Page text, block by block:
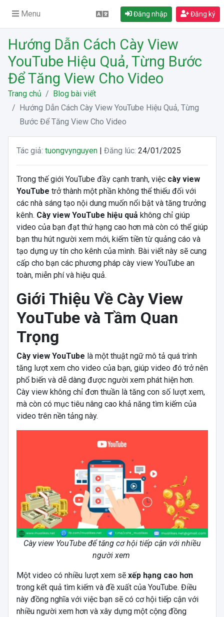
Menu Đăng nhập Đăng ký
Hướng Dẫn Cách Cày View
YouTube Hiệu Quả, Từng Bước
Để Tăng View Cho Video
Trang chủ
Blog bài viết
Hướng Dẫn Cách Cày View YouTube Hiệu Quả, Từng
Bước Để Tăng View Cho Video
Tác giả: tuongvynguyen| Đăng lúc: 24/01/2025
Trong thế giới YouTube đầy cạnh tranh, việc cày view
YouTube trở thành một phần không thể thiếu đối với
các nhà sáng tạo nội dung muốn nổi bật và tăng trưởng
kênh. Cày view YouTube hiệu quả không chỉ giúp
video của bạn đạt thứ hạng cao hơn mà còn có thể giúp
bạn thu hút người xem mới, kiếm tiền từ quảng cáo và
tạo dựng uy tín cho kênh của mình. Bài viết này sẽ cung
cấp cho bạn các phương pháp cày view YouTube an
toàn, miễn phí và hiệu quả.
Giới Thiệu Về Cày View
YouTube và Tầm Quan
Trọng
Cày view YouTube là một thuật ngữ mô tả quá trình
tăng lượt xem cho video của bạn, giúp video đó trở nên
phổ biến và dễ dàng được người xem phát hiện hơn.
Cày view không chỉ đơn thuần là tăng con số lượt xem,
mà còn có mục tiêu nâng cao khả năng tìm kiếm của
video trên nền tảng này.
Cày view YouTube để tăng cơ hội tiếp cận với nhiều
người xem
Một video có nhiều lượt xem sẽ xếp hạng cao hơn
trong kết quả tìm kiếm và đề xuất của YouTube. Điều
này đồng nghĩa với việc bạn sẽ có cơ hội tiếp cận với
nhiều người xem hơn và xây dựng một cộng đồng